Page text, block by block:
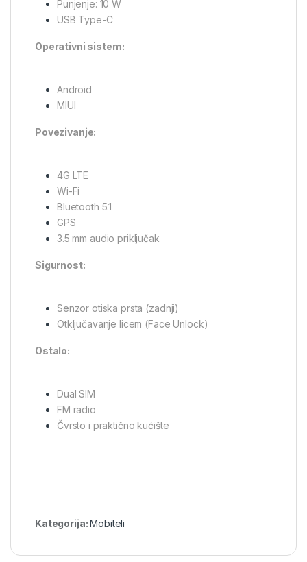
Punjenje: 10 W
USB Type-C
Operativni sistem:
Android
MIUI
Povezivanje:
4G LTE
Wi-Fi
Bluetooth 5.1
GPS
3.5 mm audio priključak
Sigurnost:
Senzor otiska prsta (zadnji)
Otključavanje licem (Face Unlock)
Ostalo:
Dual SIM
FM radio
Čvrsto i praktično kućište
Kategorija:Mobiteli